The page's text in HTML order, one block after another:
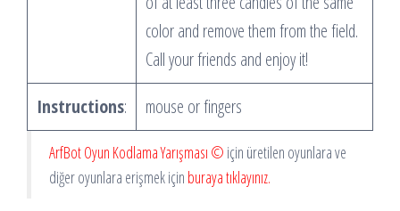
color and remove them from the field.
Call your friends and enjoy it!
Instructions: mouse or fingers
ArfBot Oyun Kodlama Yarışması © için üretilen oyunlara ve
diğer oyunlara erişmek için buraya tıklayınız.